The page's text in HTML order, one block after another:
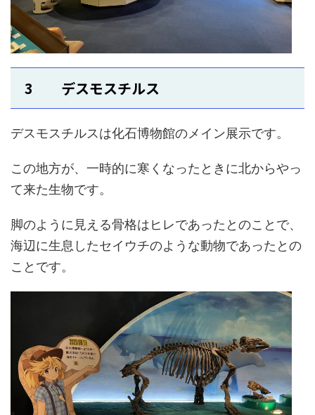
3 デスモスチルス
デスモスチルスは化石博物館のメイン展示です。
この地方が、一時的に寒くなったときに北からやっ
て来た生物です。
脚のように見える骨格はヒレであったとのことで、
海辺に生息したセイウチのような動物であったとの
ことです。